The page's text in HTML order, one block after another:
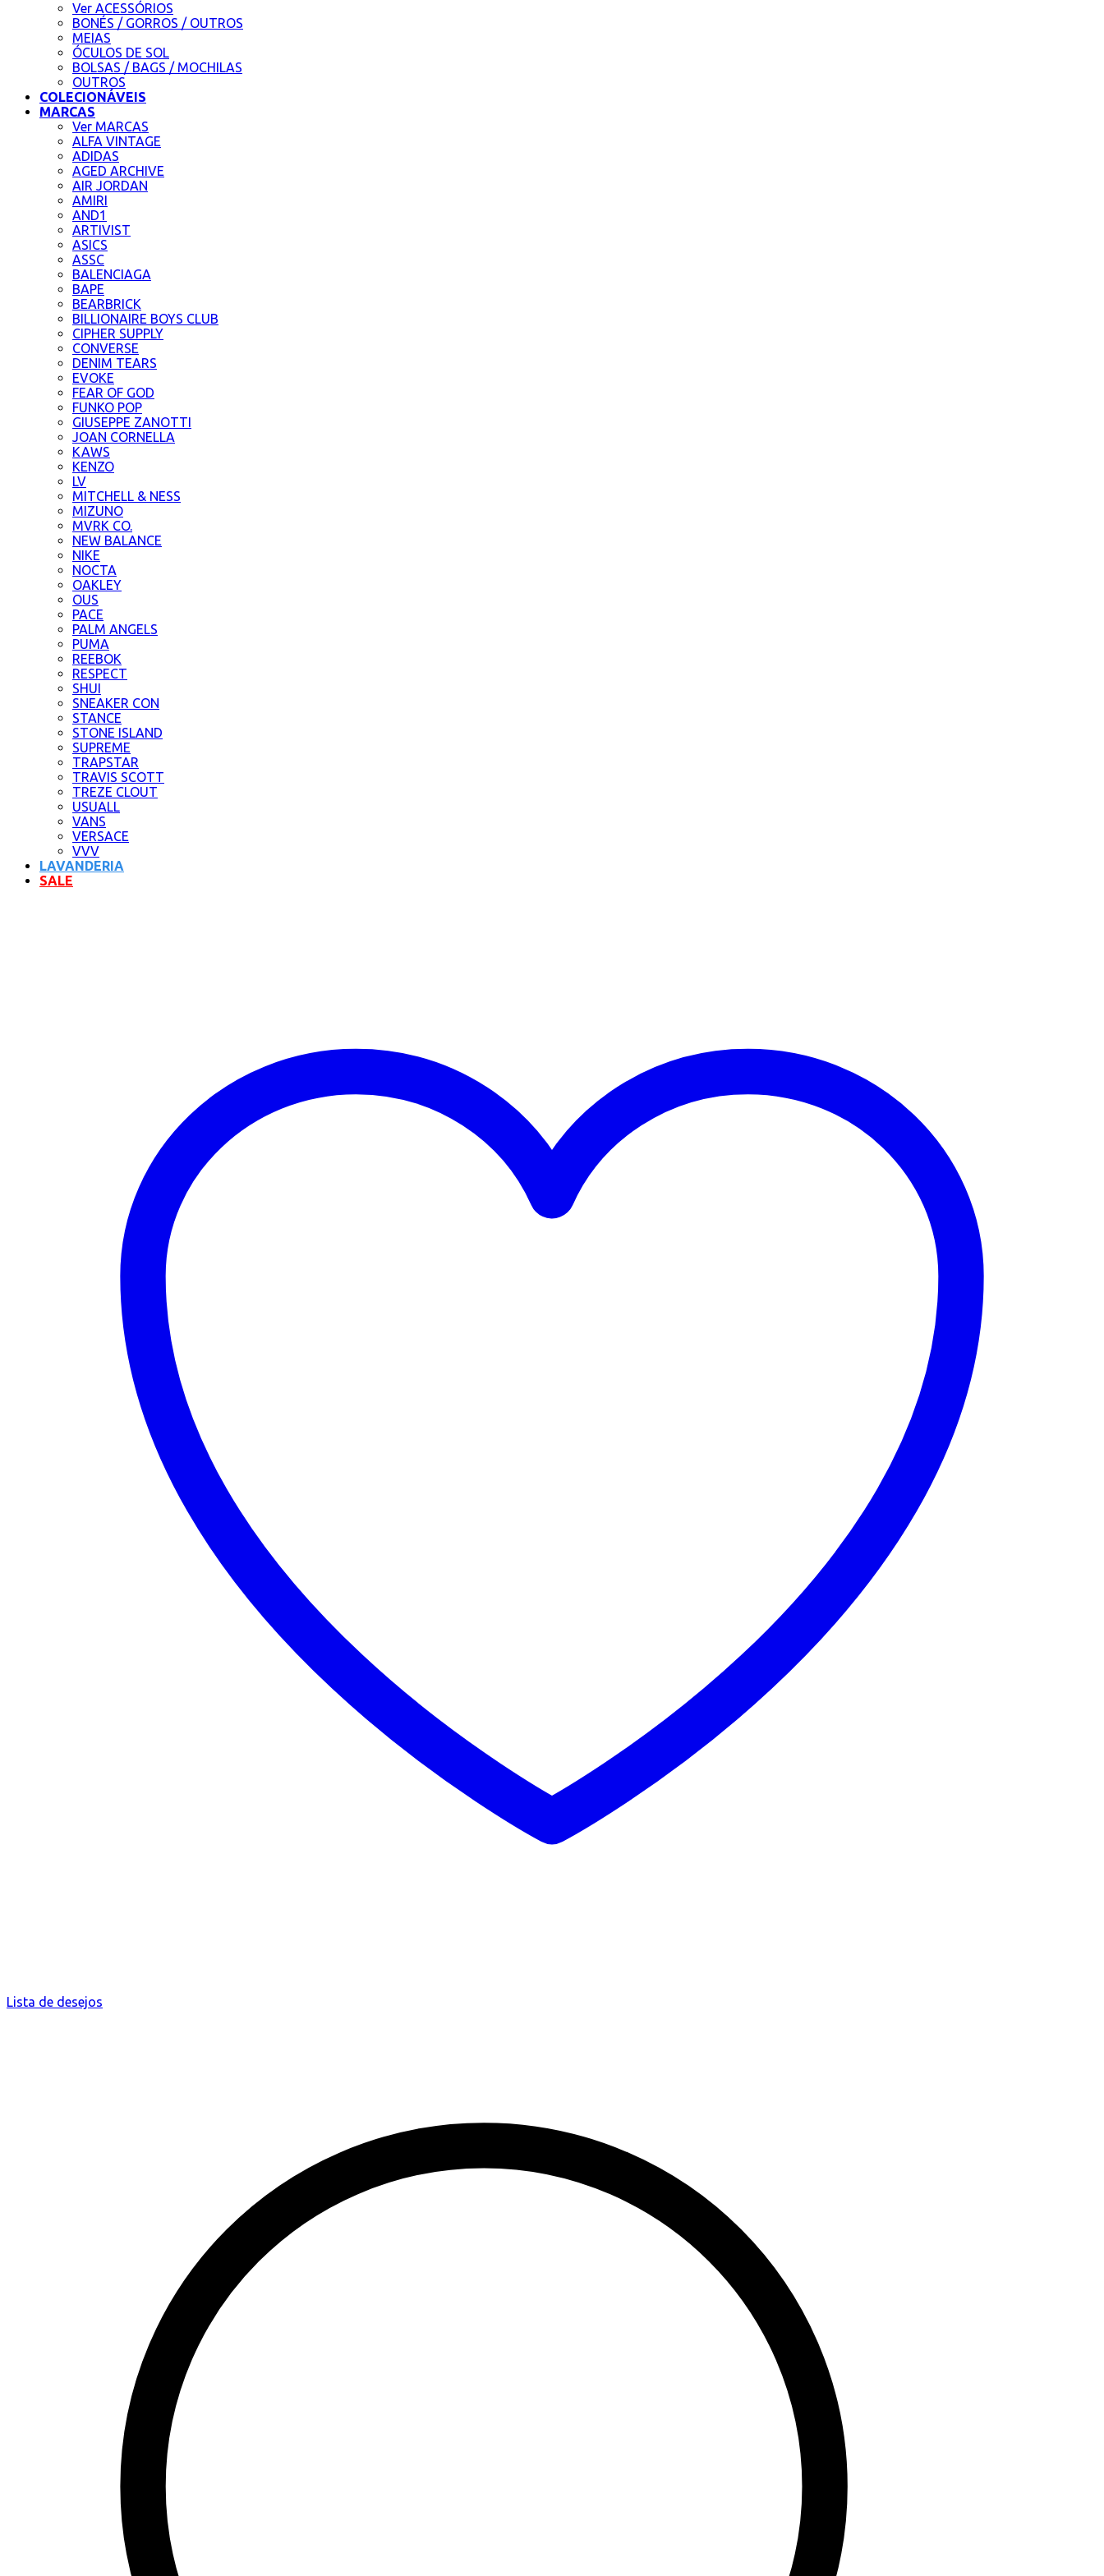
Ver ACESSÓRIOS
BONÉS / GORROS / OUTROS
MEIAS
ÓCULOS DE SOL
BOLSAS / BAGS / MOCHILAS
OUTROS
COLECIONÁVEIS
MARCAS
Ver MARCAS
ALFA VINTAGE
ADIDAS
AGED ARCHIVE
AIR JORDAN
AMIRI
AND1
ARTIVIST
ASICS
ASSC
BALENCIAGA
BAPE
BEARBRICK
BILLIONAIRE BOYS CLUB
CIPHER SUPPLY
CONVERSE
DENIM TEARS
EVOKE
FEAR OF GOD
FUNKO POP
GIUSEPPE ZANOTTI
JOAN CORNELLA
KAWS
KENZO
LV
MITCHELL & NESS
MIZUNO
MVRK CO.
NEW BALANCE
NIKE
NOCTA
OAKLEY
OUS
PACE
PALM ANGELS
PUMA
REEBOK
RESPECT
SHUI
SNEAKER CON
STANCE
STONE ISLAND
SUPREME
TRAPSTAR
TRAVIS SCOTT
TREZE CLOUT
USUALL
VANS
VERSACE
VVV
LAVANDERIA
SALE
Lista de desejos